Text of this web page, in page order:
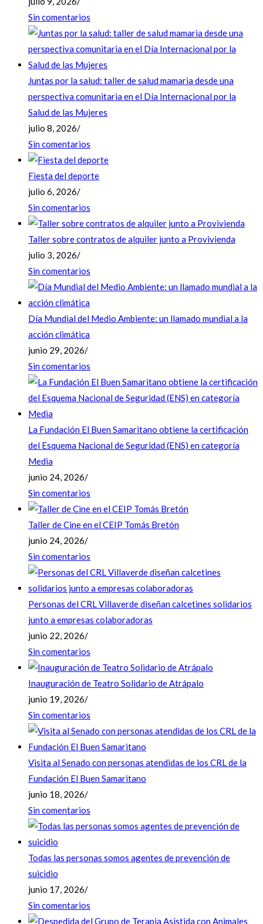
Sin comentarios
Juntas por la salud: taller de salud mamaria desde una
perspectiva comunitaria en el Día Internacional por la
Salud de las Mujeres
julio 8, 2026/
Sin comentarios
Fiesta del deporte
julio 6, 2026/
Sin comentarios
Taller sobre contratos de alquiler junto a Provivienda
julio 3, 2026/
Sin comentarios
Día Mundial del Medio Ambiente: un llamado mundial a la
acción climática
junio 29, 2026/
Sin comentarios
La Fundación El Buen Samaritano obtiene la certificación
del Esquema Nacional de Seguridad (ENS) en categoría
Media
junio 24, 2026/
Sin comentarios
Taller de Cine en el CEIP Tomás Bretón
junio 24, 2026/
Sin comentarios
Personas del CRL Villaverde diseñan calcetines solidarios
junto a empresas colaboradoras
junio 22, 2026/
Sin comentarios
Inauguración de Teatro Solidario de Atrápalo
junio 19, 2026/
Sin comentarios
Visita al Senado con personas atendidas de los CRL de la
Fundación El Buen Samaritano
junio 18, 2026/
Sin comentarios
Todas las personas somos agentes de prevención de
suicidio
junio 17, 2026/
Sin comentarios